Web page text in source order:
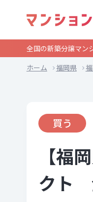
全国の新築分譲マン
ホーム
福岡県
買う
【福
クト